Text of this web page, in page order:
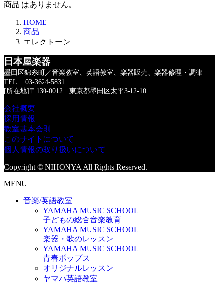
商品 はありません。
HOME
商品
エレクトーン
日本屋楽器
墨田区錦糸町／音楽教室、英語教室、楽器販売、楽器修理・調律
TEL ：03-3624-5831
[所在地]〒130-0012 東京都墨田区太平3-12-10
会社概要
採用情報
教室基本会則
このサイトについて
個人情報の取り扱いについて
Copyright © NIHONYA All Rights Reserved.
MENU
音楽/英語教室
YAMAHA MUSIC SCHOOL
子どもの総合音楽教育
YAMAHA MUSIC SCHOOL
楽器・歌のレッスン
YAMAHA MUSIC SCHOOL
青春ポップス
オリジナルレッスン
ヤマハ英語教室